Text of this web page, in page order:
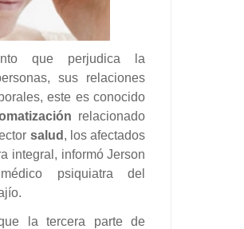
que perjudica la
sus relaciones
este es conocido
relacionado
salud , los afectados
integral, informó Jerson
psiquiatra del
la tercera parte de